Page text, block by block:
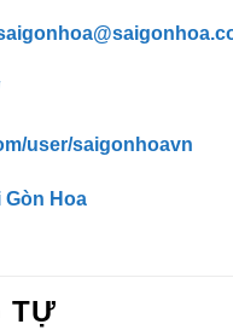
user/saigonhoavn
Gòn Hoa
TỰ